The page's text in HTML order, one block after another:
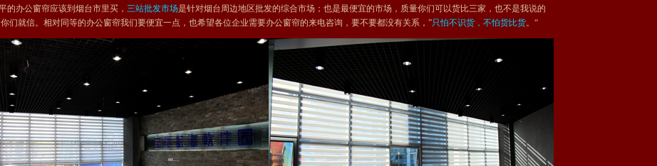
的办公窗帘应该到烟台市里买， 三站批发市场是针对烟台周边地区批发的综合市场；也是最便宜的市场，质量你们可以货比三家，也不是我说的
们就信。相对同等的办公窗帘我们要便宜一点，也希望各位企业需要办公窗帘的来电咨询，要不要都没有关系，”只怕不识货，不怕货比货。“